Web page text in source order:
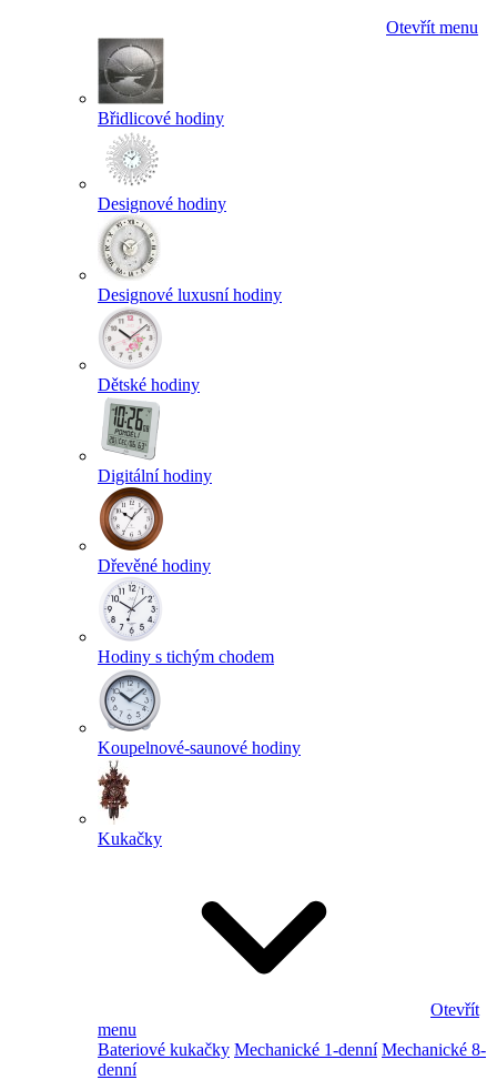
Otevřít menu
Břidlicové hodiny
Designové hodiny
Designové luxusní hodiny
Dětské hodiny
Digitální hodiny
Dřevěné hodiny
Hodiny s tichým chodem
Koupelnové-saunové hodiny
Kukačky
Otevřít
menu
Bateriové kukačky Mechanické 1-denní Mechanické 8-
denní